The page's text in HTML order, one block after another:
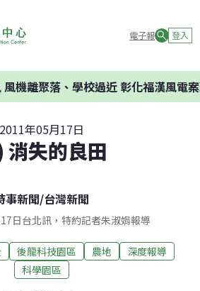
電子報 登入
離聚落、學校過近 彰化福漢風電案環
2011年05月17日
消失的良田
事新聞/台灣新聞
日台北訊，特約記者朱淑娟報導
後龍科技園區 農地
深度報導
科學園區